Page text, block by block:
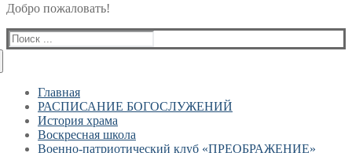
Добро пожаловать!
Найти:
Главная
РАСПИСАНИЕ БОГОСЛУЖЕНИЙ
История храма
Воскресная школа
Военно-патриотический клуб «ПРЕОБРАЖЕНИЕ»